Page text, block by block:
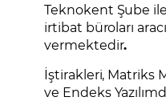
Teknokent Şube
irtibat büroları
vermektedir.
İştirakleri, Matriks
ve Endeks